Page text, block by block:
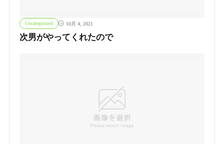
Uncategorized 10月 4, 2021
次男がやってくれたので